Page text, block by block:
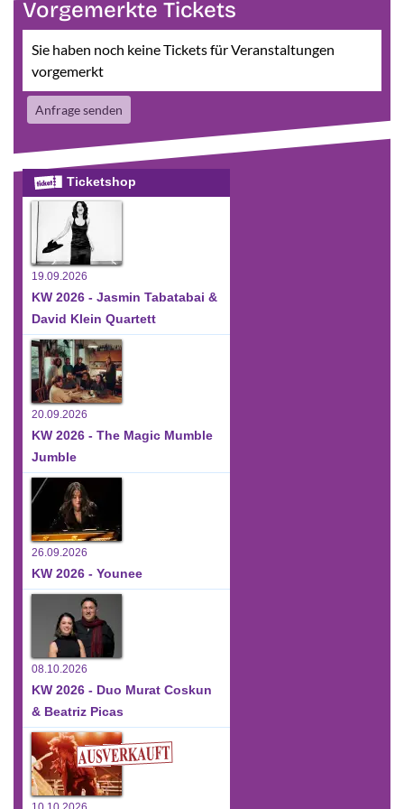
Vorgemerkte Tickets
Sie haben noch keine Tickets für Veranstaltungen
vorgemerkt
Anfrage senden
Ticketshop
19.09.2026
KW 2026 - Jasmin Tabatabai &
David Klein Quartett
20.09.2026
KW 2026 - The Magic Mumble
Jumble
26.09.2026
KW 2026 - Younee
08.10.2026
KW 2026 - Duo Murat Coskun
& Beatriz Picas